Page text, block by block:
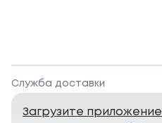
Служба доставки
Загрузите приложение